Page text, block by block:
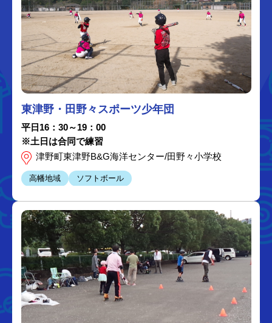
東津野・田野々スポーツ少年団
平日16：30～19：00
※土日は合同で練習
津野町東津野B&G海洋センター/田野々小学校
高幡地域 ソフトボール